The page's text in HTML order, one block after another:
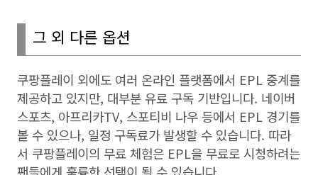
그 외 다른 옵션
쿠팡플레이 외에도 여러 온라인 플랫폼에서 EPL 중계를
제공하고 있지만, 대부분 유료 구독 기반입니다. 네이버
스포츠, 아프리카TV, 스포티비 나우 등에서 EPL 경기를
볼 수 있으나, 일정 구독료가 발생할 수 있습니다. 따라
서 쿠팡플레이의 무료 체험은 EPL을 무료로 시청하려는